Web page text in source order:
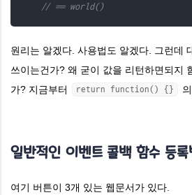
// == world()
원리는 알겠다. 사용법도 알겠다. 그런데
쓰이는건가? 왜 굳이 값을 리턴하면되지
가? 지금부터
return function() {}
일반적인 이벤트 콜백 함수 등록
여기 버튼이 3개 있는 웹문서가 있다.